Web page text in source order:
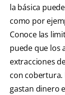
la básica
como por
Conoce las
puede que los
extracciones
con
gastan dinero